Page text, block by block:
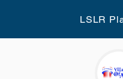
LSLR